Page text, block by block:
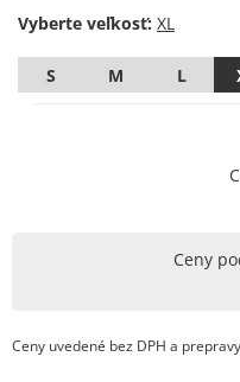
Vyberte veľkosť:
S M L
Ceny
Ceny uvedené bez DPH a